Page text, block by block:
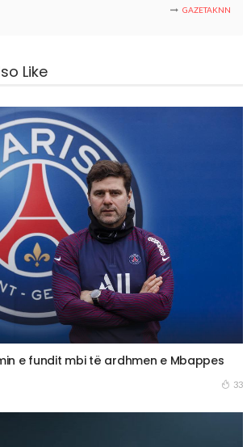
GAZETAKNN
Like
e fundit mbi të ardhmen e Mbappes
33